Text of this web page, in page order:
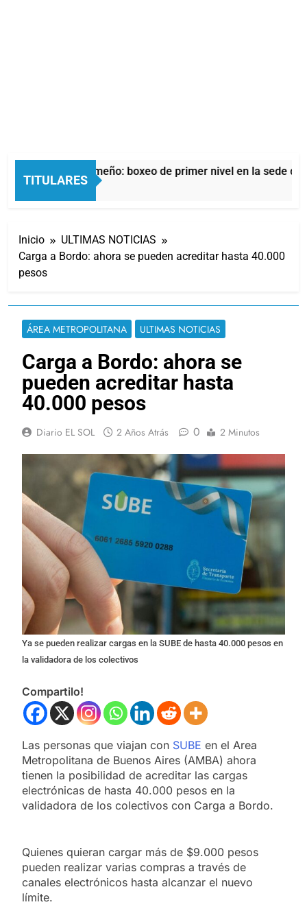
TITULARES
del Afro Quilmeño: boxeo de primer nivel en la sede de
Atrás
Inicio
ULTIMAS NOTICIAS
Carga a Bordo: ahora se pueden acreditar hasta 40.000
pesos
ÁREA METROPOLITANA ULTIMAS NOTICIAS
Carga a Bordo: ahora se
pueden acreditar hasta
40.000 pesos
Diario EL SOL 2 Años Atrás 0 2 Minutos
Ya se pueden realizar cargas en la SUBE de hasta 40.000 pesos en
la validadora de los colectivos
Compartilo!
Las personas que viajan con SUBE en el Area
Metropolitana de Buenos Aires (AMBA) ahora
tienen la posibilidad de acreditar las cargas
electrónicas de hasta 40.000 pesos en la
validadora de los colectivos con Carga a Bordo.
Quienes quieran cargar más de $9.000 pesos
pueden realizar varias compras a través de
canales electrónicos hasta alcanzar el nuevo
límite.